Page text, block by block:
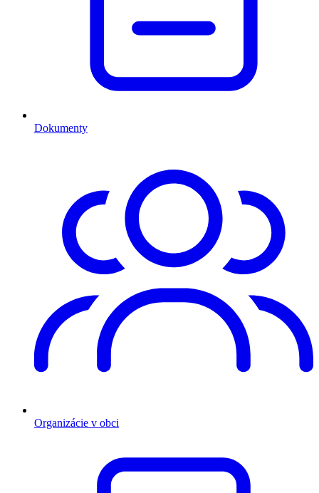
Dokumenty
Organizácie v obci